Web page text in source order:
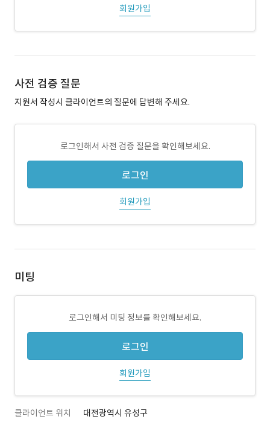
회원가입
사전 검증 질문
지원서 작성시 클라이언트의 질문에 답변해 주세요.
로그인해서 사전 검증 질문을 확인해보세요.
로그인
회원가입
미팅
로그인해서 미팅 정보를 확인해보세요.
로그인
회원가입
클라이언트 위치 대전광역시 유성구